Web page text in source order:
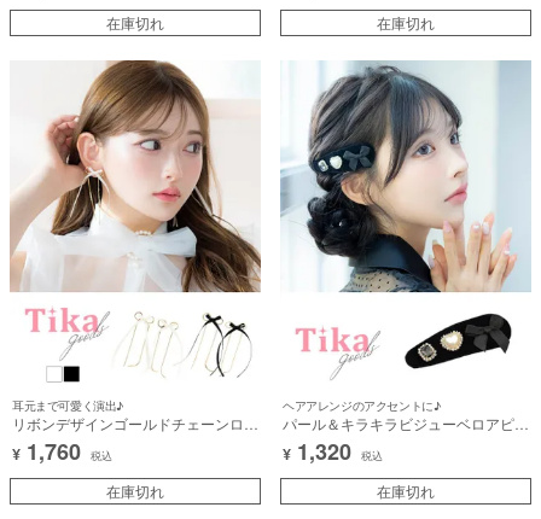
在庫切れ 在庫切れ
耳元まで可愛く演出♪
リボンデザインゴールドチェーンロン
グピアス
¥ 1,760 税込
在庫切れ
ヘアアレンジのアクセントに♪
パール＆キラキラビジューベロアピン
ヘアアクセサリー
¥ 1,320 税込
在庫切れ